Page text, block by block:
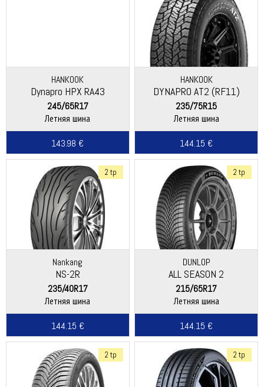
HANKOOK
Dynapro HPX RA43
245/65R17
Летняя шина
143.98 €
HANKOOK
DYNAPRO AT2 (RF11)
235/75R15
Летняя шина
144.15 €
2 tp
Nankang
NS-2R
235/40R17
Летняя шина
144.15 €
2 tp
DUNLOP
ALL SEASON 2
215/65R17
Летняя шина
144.15 €
2 tp 2 tp